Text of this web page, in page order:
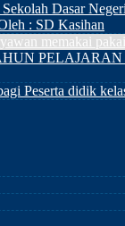
Dasar
: SD Kasihan
PELAJARAN
Peserta didik